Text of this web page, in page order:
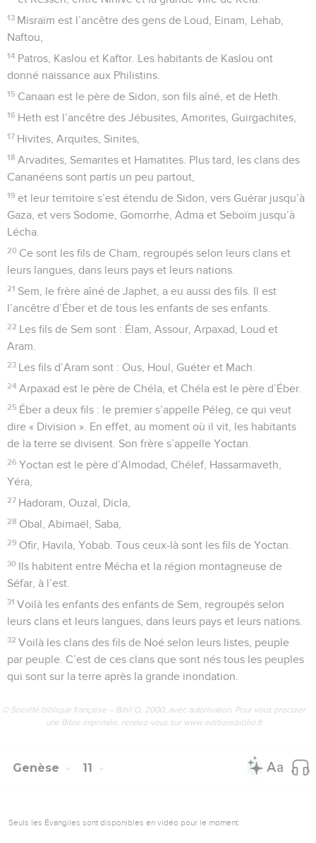
13 Misraïm est l’ancêtre des gens de Loud, Einam, Lehab,
Naftou,
14 Patros, Kaslou et Kaftor. Les habitants de Kaslou ont
donné naissance aux Philistins.
15 Canaan est le père de Sidon, son fils aîné, et de Heth.
16 Heth est l’ancêtre des Jébusites, Amorites, Guirgachites,
17 Hivites, Arquites, Sinites,
18 Arvadites, Semarites et Hamatites. Plus tard, les clans des
Cananéens sont partis un peu partout,
19 et leur territoire s’est étendu de Sidon, vers Guérar jusqu’à
Gaza, et vers Sodome, Gomorrhe, Adma et Seboïm jusqu’à
Lécha.
20 Ce sont les fils de Cham, regroupés selon leurs clans et
leurs langues, dans leurs pays et leurs nations.
21 Sem, le frère aîné de Japhet, a eu aussi des fils. Il est
l’ancêtre d’Éber et de tous les enfants de ses enfants.
22 Les fils de Sem sont : Élam, Assour, Arpaxad, Loud et
Aram.
23 Les fils d’Aram sont : Ous, Houl, Guéter et Mach.
24 Arpaxad est le père de Chéla, et Chéla est le père d’Éber.
25 Éber a deux fils : le premier s’appelle Péleg, ce qui veut
dire « Division ». En effet, au moment où il vit, les habitants
de la terre se divisent. Son frère s’appelle Yoctan.
26 Yoctan est le père d’Almodad, Chélef, Hassarmaveth,
Yéra,
27 Hadoram, Ouzal, Dicla,
28 Obal, Abimaël, Saba,
29 Ofir, Havila, Yobab. Tous ceux-là sont les fils de Yoctan.
30 Ils habitent entre Mécha et la région montagneuse de
Séfar, à l’est.
31 Voilà les enfants des enfants de Sem, regroupés selon
leurs clans et leurs langues, dans leurs pays et leurs nations.
32 Voilà les clans des fils de Noé selon leurs listes, peuple
par peuple. C’est de ces clans que sont nés tous les peuples
qui sont sur la terre après la grande inondation.
© Société biblique française – Bibli’O, 2000, avec autorisation. Pour vous procurer
une Bible imprimée, rendez-vous sur www.editionsbiblio.fr
Genèse 11
Seuls les Évangiles sont disponibles en vidéo pour le moment.